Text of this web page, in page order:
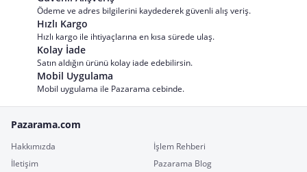
Ödeme ve adres bilgilerini kaydederek güvenli alış veriş.
Hızlı Kargo
Hızlı kargo ile ihtiyaçlarına en kısa sürede ulaş.
Kolay İade
Satın aldığın ürünü kolay iade edebilirsin.
Mobil Uygulama
Mobil uygulama ile Pazarama cebinde.
Pazarama.com
Hakkımızda
İşlem Rehberi
İletişim
Pazarama Blog